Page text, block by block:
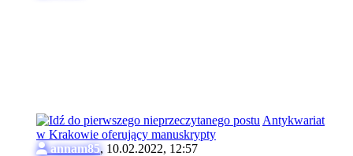
Antykwariat
w Krakowie oferujący manuskrypty
annam85, 10.02.2022, 12:57